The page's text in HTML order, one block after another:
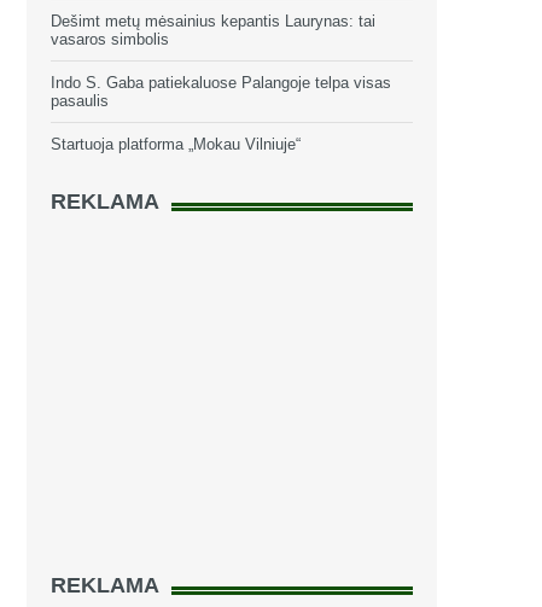
Dešimt metų mėsainius kepantis Laurynas: tai
vasaros simbolis
Indo S. Gaba patiekaluose Palangoje telpa visas
pasaulis
Startuoja platforma „Mokau Vilniuje“
REKLAMA
REKLAMA